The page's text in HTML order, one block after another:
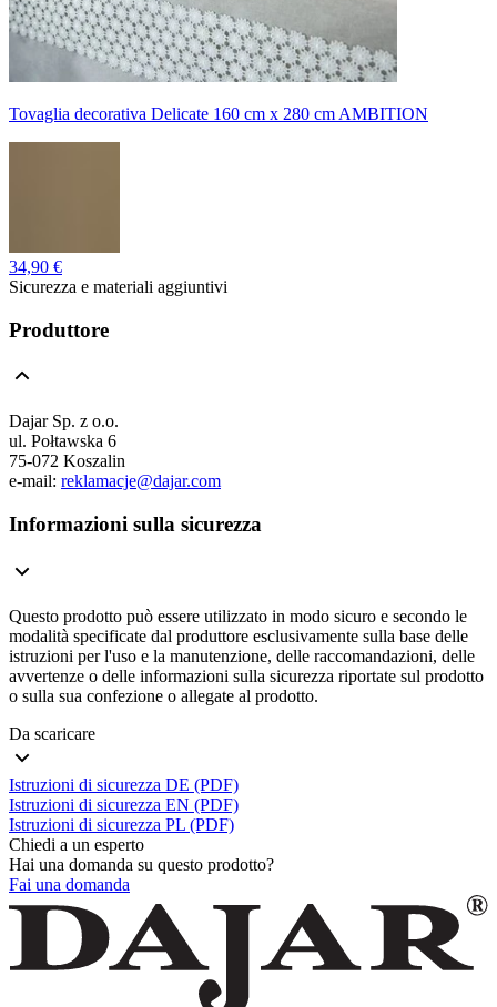
Tovaglia decorativa Delicate 160 cm x 280 cm AMBITION
34,90 €
Sicurezza e materiali aggiuntivi
Produttore
Dajar Sp. z o.o.
ul. Połtawska 6
75-072 Koszalin
e-mail: reklamacje@dajar.com
Informazioni sulla sicurezza
Questo prodotto può essere utilizzato in modo sicuro e secondo le
modalità specificate dal produttore esclusivamente sulla base delle
istruzioni per l'uso e la manutenzione, delle raccomandazioni, delle
avvertenze o delle informazioni sulla sicurezza riportate sul prodotto
o sulla sua confezione o allegate al prodotto.
Da scaricare
Istruzioni di sicurezza DE (PDF)
Istruzioni di sicurezza EN (PDF)
Istruzioni di sicurezza PL (PDF)
Chiedi a un esperto
Hai una domanda su questo prodotto?
Fai una domanda